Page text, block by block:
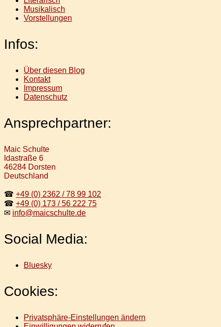
Musikalisch
Vorstellungen
Infos:
Über diesen Blog
Kontakt
Impressum
Datenschutz
Ansprechpartner:
Maic Schulte
Idastraße 6
46284 Dorsten
Deutschland
☎ +49 (0) 2362 / 78 99 102
☎ +49 (0) 173 / 56 222 75
✉ info@maicschulte.de
Social Media:
Bluesky
Cookies:
Privatsphäre-Einstellungen ändern